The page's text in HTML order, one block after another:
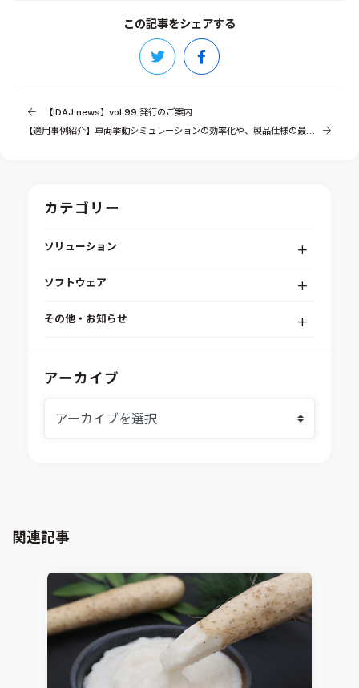
この記事をシェアする
【IDAJ news】vol.99 発行のご案内
【適用事例紹介】車両挙動シミュレーションの効率化や、製品仕様の最適化等に「modeFRONTIER」をご活用（GKN ドライブライン ジャパン 様）
カテゴリー
ソリューション
組込みソフトウェア開発プラットフォーム
システムシミュレーション
CAD連携・CAE業務支援
MBDプロセス構築コンサルティング
CAEエンジニアリングコンサルティング
音響設計
CAE分野におけるAIコンサルティング
システム構築と開発
ソフトウェア
modeFRONTIER
Ansys SCADE
Virtual Environment
CONVERGE
iconCFD
SIMULIA Abaqus Unified FEA
Simcenter Flotherm
Simcenter Flotherm XT
その他・お知らせ
IDAJからのお知らせ
アーカイブ
関連記事